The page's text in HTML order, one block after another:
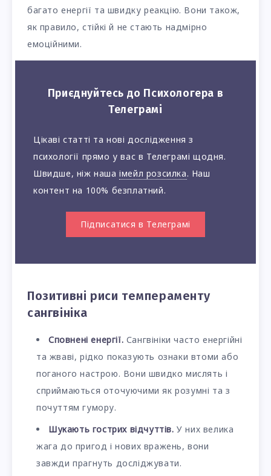
багато енергії та швидку реакцію. Вони також,
як правило, стійкі й не стають надмірно
емоційними.
Приєднуйтесь до Психологера в
Телеграмі
Цікаві статті та нові дослідження з
психології прямо у вас в Телеграмі щодня.
Швидше, ніж нашаімейл розсилка. Наш
контент на 100% безплатний.
Підписатися в Телеграмі
Позитивні риси темпераменту
сангвініка
Сповнені енергії. Сангвініки часто енергійні
та жваві, рідко показують ознаки втоми або
поганого настрою. Вони швидко мислять і
сприймаються оточуючими як розумні та з
почуттям гумору.
Шукають гострих відчуттів. У них велика
жага до пригод і нових вражень, вони
завжди прагнуть досліджувати.